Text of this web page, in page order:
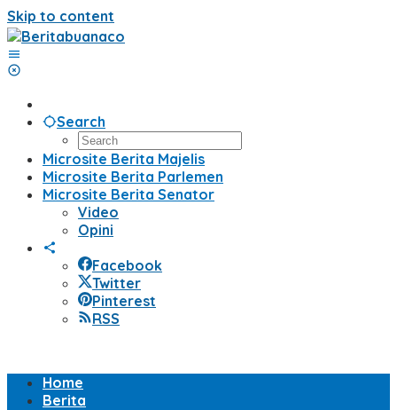
Skip to content
Search
Microsite Berita Majelis
Microsite Berita Parlemen
Microsite Berita Senator
Video
Opini
Facebook
Twitter
Pinterest
RSS
Home
Berita